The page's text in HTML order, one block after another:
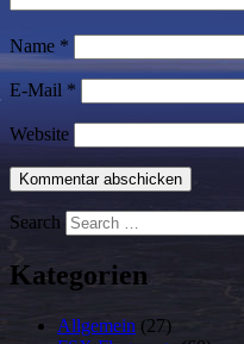
Name *
E-Mail *
Website
Search
Kategorien
Allgemein (27)